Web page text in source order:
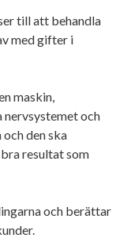
till att behandla
med gifter i
maskin,
nervsystemet och
den ska
resultat som
och berättar